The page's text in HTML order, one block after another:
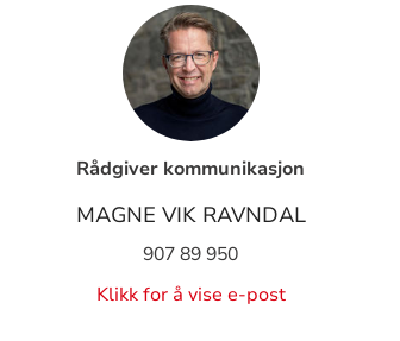
Rådgiver kommunikasjon
MAGNE VIK RAVNDAL
907 89 950
Klikk for å vise e-post